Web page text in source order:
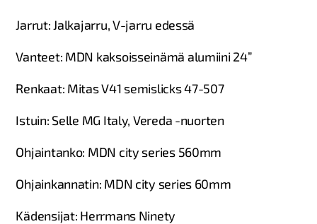
Jarrut: Jalkajarru, V-jarru edessä​
Vanteet: MDN kaksoisseinämä alumiini 24”​
Renkaat: Mitas V41 semislicks 47-507 ​
Istuin: Selle MG Italy, Vereda -nuorten​
Ohjaintanko: MDN city series 560mm​
Ohjainkannatin: MDN city series 60mm ​
Kädensijat: Herrmans Ninety​